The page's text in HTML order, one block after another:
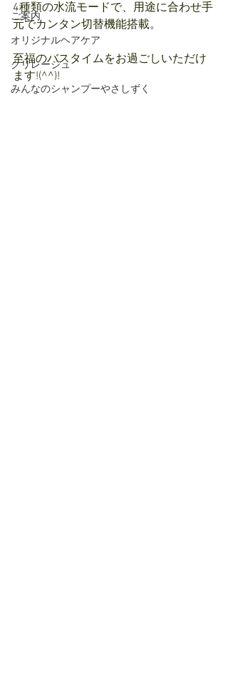
ご案内
オリジナルヘアケア
クリレージュ
みんなのシャンプーやさしずく
4種類の水流モードで、用途に合わせ手
元でカンタン切替機能搭載。
至福のバスタイムをお過ごしいただけ
ます!(^^)!